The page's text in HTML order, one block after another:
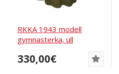
RKKA 1943 modell
gymnasterka, ull
330,00€